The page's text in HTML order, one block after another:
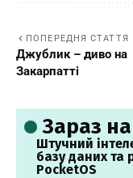
ПОПЕРЕДНЯ СТАТТЯ
Джублик – диво на
Закарпатті
Зараз
Штучний
базу даних та
PocketOS